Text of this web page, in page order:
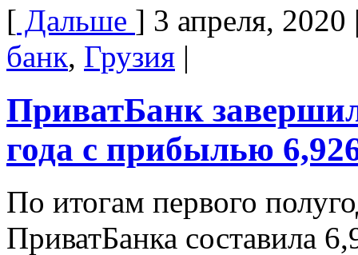
[ Дальше ] 3 апреля, 2020
банк, Грузия |
ПриватБанк
года с прибылью
По итогам первого
ПриватБанка составила